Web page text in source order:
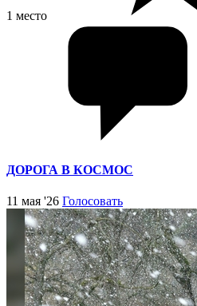
1 место
ДОРОГА В КОСМОС
11 мая '26 Голосовать